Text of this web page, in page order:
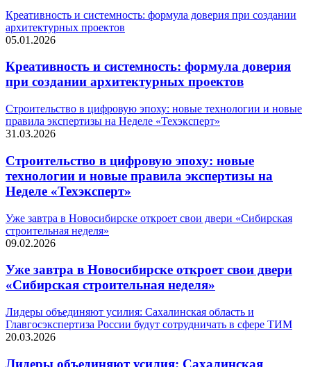
Креативность и системность: формула доверия при создании
архитектурных проектов
05.01.2026
Креативность и системность: формула доверия
при создании архитектурных проектов
Строительство в цифровую эпоху: новые технологии и новые
правила экспертизы на Неделе «Техэксперт»
31.03.2026
Строительство в цифровую эпоху: новые
технологии и новые правила экспертизы на
Неделе «Техэксперт»
Уже завтра в Новосибирске откроет свои двери «Сибирская
строительная неделя»
09.02.2026
Уже завтра в Новосибирске откроет свои двери
«Сибирская строительная неделя»
Лидеры объединяют усилия: Сахалинская область и
Главгосэкспертиза России будут сотрудничать в сфере ТИМ
20.03.2026
Лидеры объединяют усилия: Сахалинская